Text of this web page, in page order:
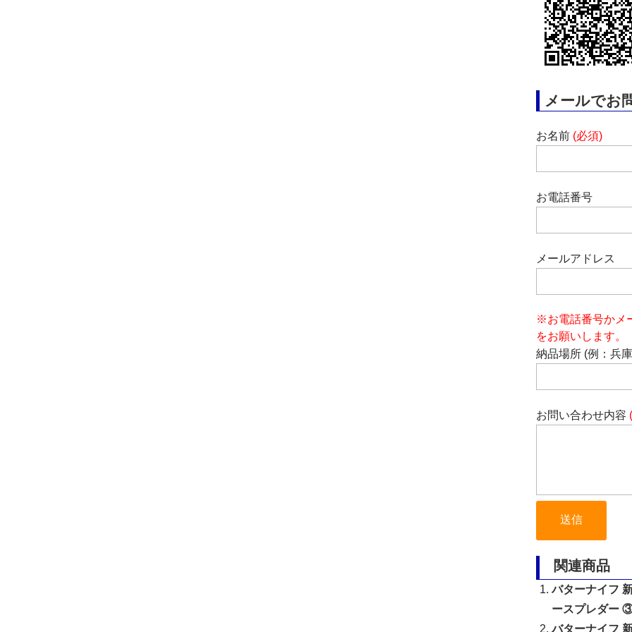
メールでお
お名前 (必須)
お電話番号
メールアドレス
※お電話番号かメ
をお願いします。
納品場所 (例：兵
お問い合わせ内容
関連商品
バターナイフ
ースプレダー
バターナイフ